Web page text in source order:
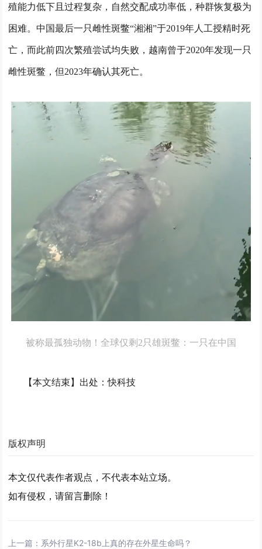
殖能力低下且过程复杂，自然交配成功率低，种群恢复极为
困难。中国最后一只雌性斑鳖“湘湘”于2019年人工授精时死
亡，而此前四次繁殖尝试均失败，越南曾于2020年发现一只
雌性斑鳖，但2023年确认其死亡。
被称最孤独动物！全球仅剩2只雄斑鳖：一只在中国
【本文结束】出处：快科技
版权声明
本文仅代表作者观点，不代表本站立场。
如有侵权，请留言删除！
上一篇： 系外行星K2-18b上真的存在外星生命吗？